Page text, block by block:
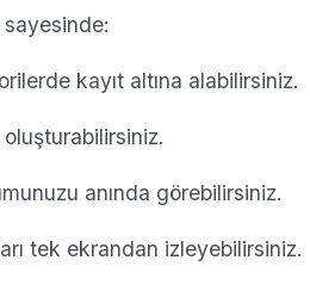
kayıt altına alabilirsiniz.
anında görebilirsiniz.
tek ekrandan izleyebilirsiniz.